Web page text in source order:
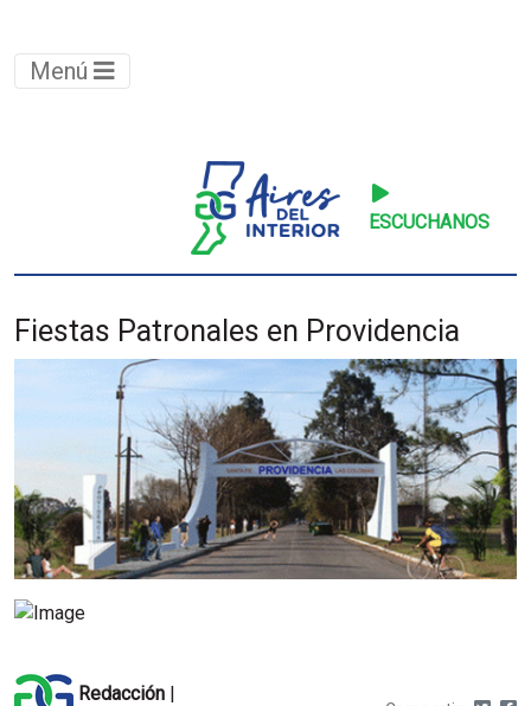
Menú
ESCUCHANOS
Fiestas Patronales en Providencia
Redacción |